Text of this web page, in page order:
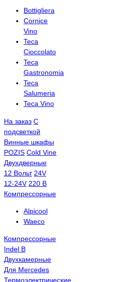
Bottigliera
Cornice
Vino
Teca
Cioccolato
Teca
Gastronomia
Teca
Salumeria
Teca Vino
На заказ С
подсветкой
Винные шкафы
POZIS Сold Vine
Двухдверные
12 Вольт 24V
12-24V 220 В
Компрессорные
Alpicool
Waeco
Компрессорные
Indel B
Двухкамерные
Для Mercedes
Термоэлектрические